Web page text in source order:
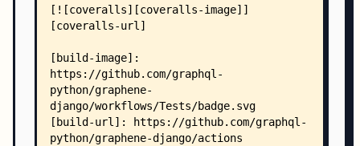
    │   ├── queries.rst
    │   ├── requirements.txt
    │   ├── schema.rst
    │   ├── settings.rst
    │   ├── subscriptions.rst
    │   ├── testing.rst
    │   ├── tutorial-plain.rst
    │   ├── tutorial-relay.rst